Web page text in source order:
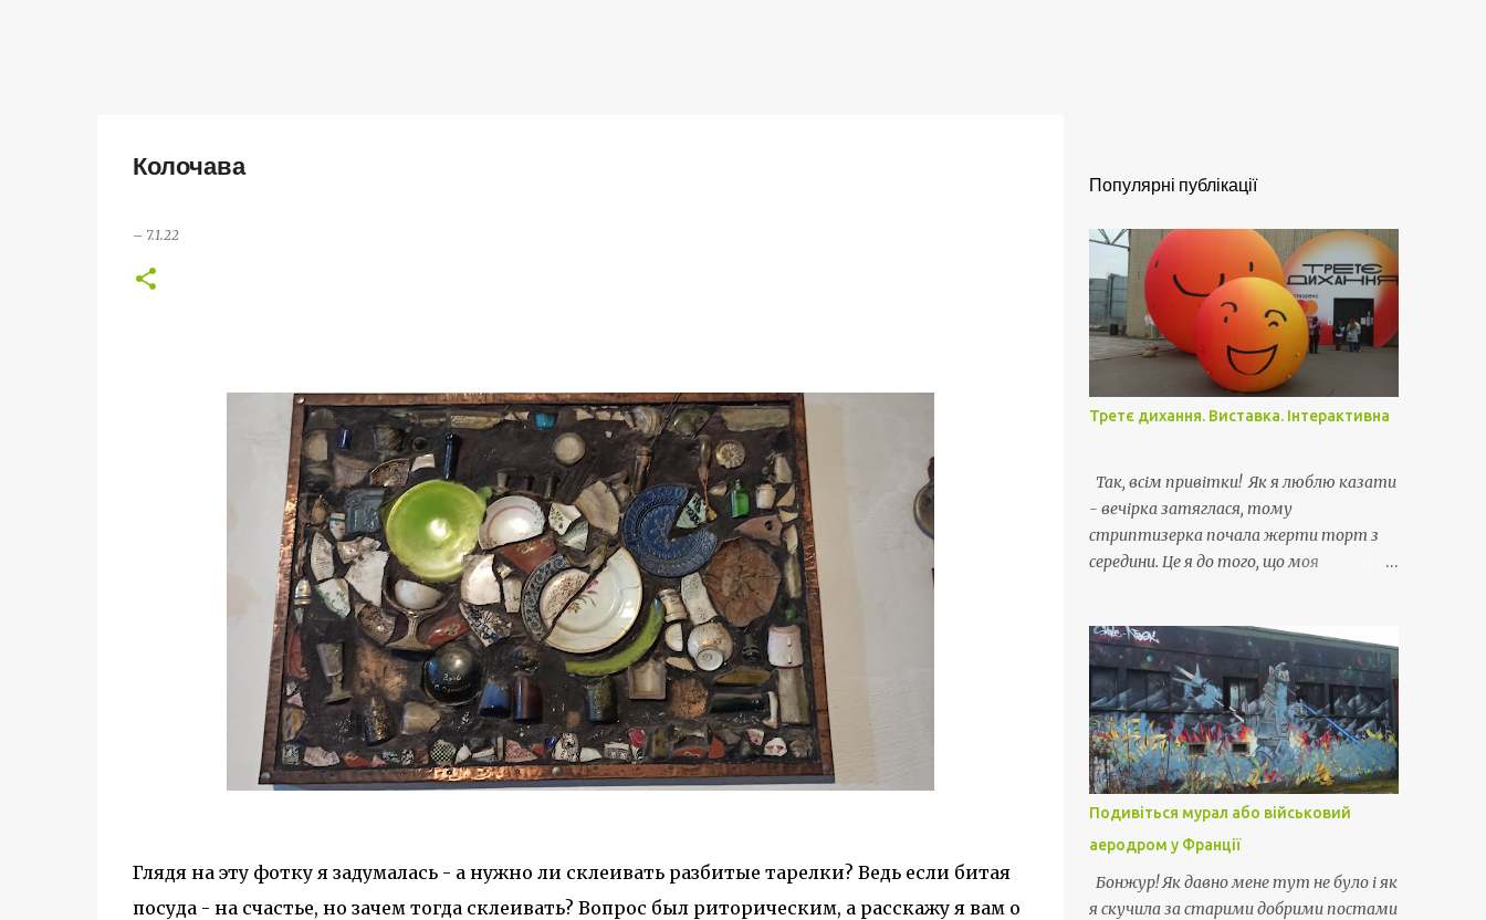
Колочава
– 7.1.22
Глядя на эту фотку я задумалась - а нужно ли склеивать разбитые тарелки? Ведь если битая
посуда - на счастье, но зачем тогда склеивать? Вопрос был риторическим, а расскажу я вам о
Популярні публікації
Третє дихання. Виставка. Інтерактивна
Так, всім привітки! Як я люблю казати
- вечірка затяглася, тому
стриптизерка почала жерти торт з
середини. Це я до того, що моя
витікаючими.
Подивіться мурал або військовий
аеродром у Франції
Бонжур! Як давно мене тут не було і як
я скучила за старими добрими постами